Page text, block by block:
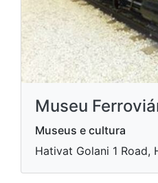
Museu
Museus e cultura
Hativat Golani 1 Road,